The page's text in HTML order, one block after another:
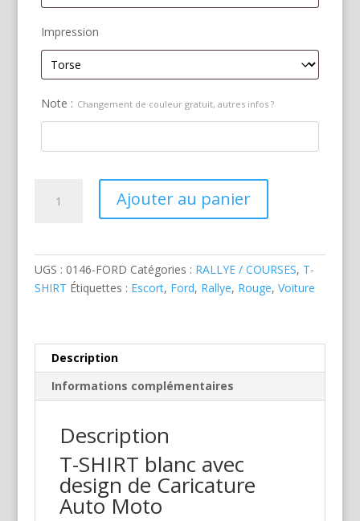
Impression
Note : Changement de couleur gratuit, autres infos ?
Ajouter au panier
UGS : 0146-FORD Catégories : RALLYE / COURSES, T-
SHIRT Étiquettes : Escort, Ford, Rallye, Rouge, Voiture
Description
Informations complémentaires
Description
T-SHIRT blanc avec
design de Caricature
Auto Moto